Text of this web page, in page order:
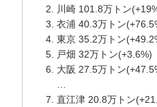
川崎 101.8万トン
衣浦 40.3万トン
東京 35.2万トン
戸畑 32万トン(+3.6%)
大阪 27.5万トン
直江津 20.8万トン